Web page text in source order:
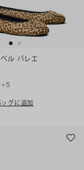
ル バレエ
+5
グに追加